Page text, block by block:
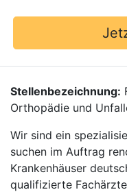
Stellenbezeichnung:
Orthopädie und
Wir sind ein
suchen im Auftrag
Krankenhäuser
qualifizierte